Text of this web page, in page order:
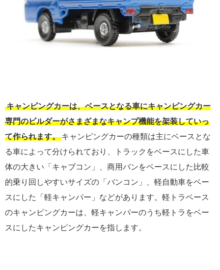
キャンピングカーは、ベースとなる車にキャンピングカー
専門のビルダーがさまざまなキャンプ機能を架装していっ
て作られます。 キャンピングカーの種類は主にベースとな
る車によって分けられており、トラックをベースにした車
体の大きい「キャブコン」、商用バンをベースにした比較
的乗り回しやすいサイズの「バンコン」、軽自動車をベー
スにした「軽キャンパー」などがあります。軽トラベース
のキャンピングカーは、軽キャンパーのうち軽トラをベー
スにしたキャンピングカーを指します。